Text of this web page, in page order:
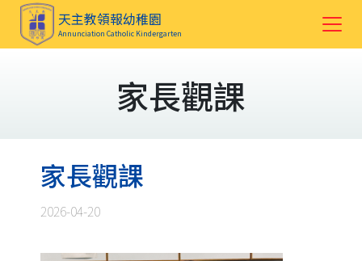
天主教領報幼稚園
Annunciation Catholic Kindergarten
家長觀課
家長觀課
2026-04-20